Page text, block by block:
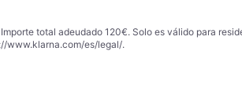
total adeudado 120€. Solo es válido para
www.klarna.com/es/legal/.